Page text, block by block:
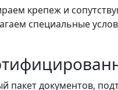
крепеж и
специальные
пакет документов,